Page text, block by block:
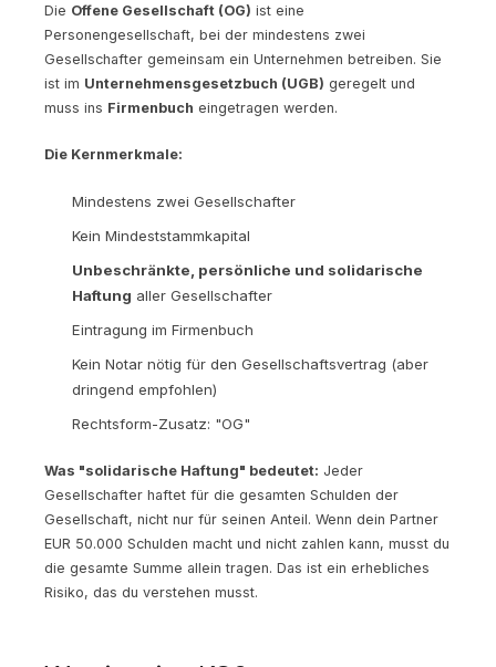
Die Offene Gesellschaft (OG) ist eine
Personengesellschaft, bei der mindestens zwei
Gesellschafter gemeinsam ein Unternehmen betreiben. Sie
ist im Unternehmensgesetzbuch (UGB) geregelt und
muss ins Firmenbuch eingetragen werden.
Die Kernmerkmale:
Mindestens zwei Gesellschafter
Kein Mindeststammkapital
Unbeschränkte, persönliche und solidarische
Haftung aller Gesellschafter
Eintragung im Firmenbuch
Kein Notar nötig für den Gesellschaftsvertrag (aber
dringend empfohlen)
Rechtsform-Zusatz: "OG"
Was "solidarische Haftung" bedeutet: Jeder
Gesellschafter haftet für die gesamten Schulden der
Gesellschaft, nicht nur für seinen Anteil. Wenn dein Partner
EUR 50.000 Schulden macht und nicht zahlen kann, musst du
die gesamte Summe allein tragen. Das ist ein erhebliches
Risiko, das du verstehen musst.